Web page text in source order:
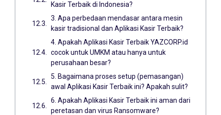
Kasir Terbaik di Indonesia?
3. Apa perbedaan mendasar antara mesin
kasir tradisional dan Aplikasi Kasir Terbaik?
4. Apakah Aplikasi Kasir Terbaik YAZCORP.id
cocok untuk UMKM atau hanya untuk
perusahaan besar?
5. Bagaimana proses setup (pemasangan)
awal Aplikasi Kasir Terbaik ini? Apakah sulit?
6. Apakah Aplikasi Kasir Terbaik ini aman dari
peretasan dan virus Ransomware?